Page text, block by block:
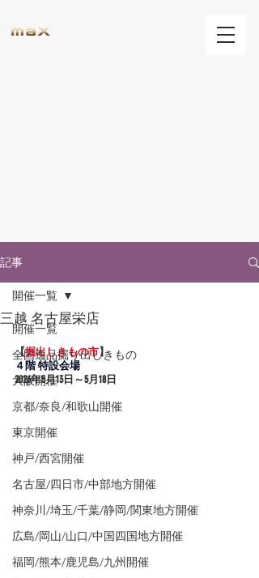
記事
開催一覧
全国逸品掘り出しきもの
大阪開催
京都/奈良/和歌山開催
東京開催
神戸/西宮開催
名古屋/四日市/中部地方開催
神奈川/埼玉/千葉/静岡/関東地方開催
広島/岡山/山口/中国四国地方開催
福岡/熊本/鹿児島/九州開催
開催一覧
三越 名古屋栄店
【掘出しきもの市】
４階 特設会場
2026年5月13日～5月18日